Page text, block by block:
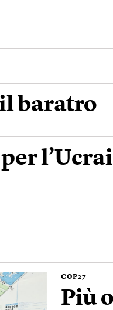
baratro
COP27
Più